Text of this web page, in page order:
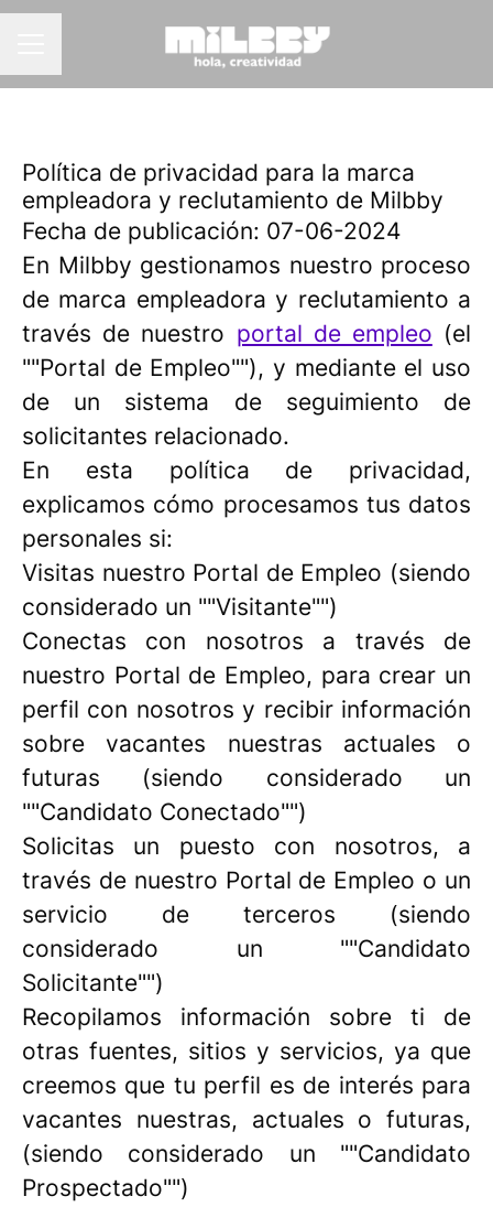
Política de privacidad para la marca
empleadora y reclutamiento de Milbby
Fecha de publicación: 07-06-2024
En Milbby gestionamos nuestro proceso
de marca empleadora y reclutamiento a
través de nuestro portal de empleo (el
""Portal de Empleo""), y mediante el uso
de un sistema de seguimiento de
solicitantes relacionado.
En esta política de privacidad,
explicamos cómo procesamos tus datos
personales si:
Visitas nuestro Portal de Empleo (siendo
considerado un ""Visitante"")
Conectas con nosotros a través de
nuestro Portal de Empleo, para crear un
perfil con nosotros y recibir información
sobre vacantes nuestras actuales o
futuras (siendo considerado un
""Candidato Conectado"")
Solicitas un puesto con nosotros, a
través de nuestro Portal de Empleo o un
servicio de terceros (siendo
considerado un ""Candidato
Solicitante"")
Recopilamos información sobre ti de
otras fuentes, sitios y servicios, ya que
creemos que tu perfil es de interés para
vacantes nuestras, actuales o futuras,
(siendo considerado un ""Candidato
Prospectado"")